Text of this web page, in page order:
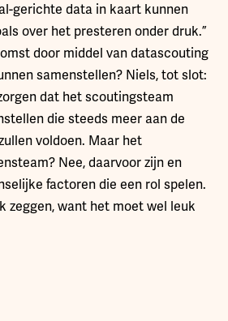
gerichte data in kaart kunnen
over het presteren onder druk.”
door middel van datascouting
samenstellen? Niels, tot slot:
dat het scoutingsteam
die steeds meer aan de
voldoen. Maar het
Nee, daarvoor zijn en
factoren die een rol spelen.
zeggen, want het moet wel leuk